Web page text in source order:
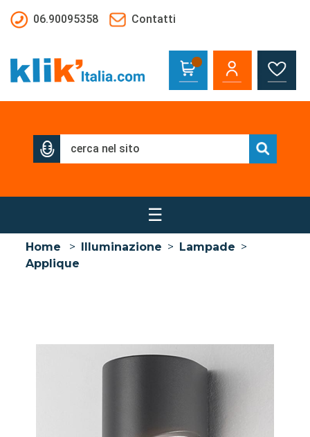
06.90095358
Contatti
☰
Home > Illuminazione > Lampade >
Applique